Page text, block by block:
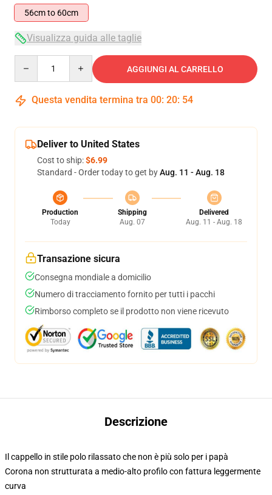
56cm to 60cm
Visualizza guida alle taglie
AGGIUNGI AL CARRELLO
Questa vendita termina tra 00: 20: 54
Deliver to United States
Cost to ship:$6.99
Standard - Order today to get byAug. 11 - Aug. 18
Production
Today
Shipping
Aug. 07
Delivered
Aug. 11 - Aug. 18
Transazione sicura
Consegna mondiale a domicilio
Numero di tracciamento fornito per tutti i pacchi
Rimborso completo se il prodotto non viene ricevuto
Descrizione
Il cappello in stile polo rilassato che non è più solo per i papà
Corona non strutturata a medio-alto profilo con fattura leggermente
curva